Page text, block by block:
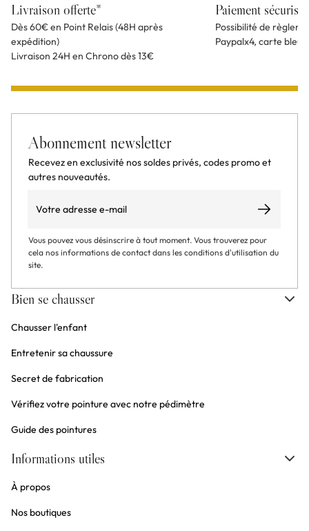
Livraison offerte*
Dès 60€ en Point Relais (48H après
expédition)
Livraison 24H en Chrono dès 13€
Paiement sécurisé
Possibilité de
Paypalx4, carte
Abonnement newsletter
Recevez en exclusivité nos soldes privés, codes promo et
autres nouveautés.
S’abonner
Vous pouvez vous désinscrire à tout moment. Vous trouverez pour
cela nos informations de contact dans les conditions d'utilisation du
site.
Bien se chausser
Chausser l'enfant
Entretenir sa chaussure
Secret de fabrication
Vérifiez votre pointure avec notre pédimètre
Guide des pointures
Informations utiles
À propos
Nos boutiques